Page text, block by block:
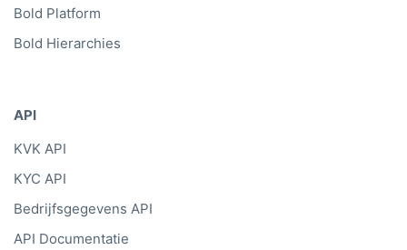
Bold Platform
Bold Hierarchies
API
KVK API
KYC API
Bedrijfsgegevens API
API Documentatie